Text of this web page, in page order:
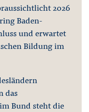
2026
Baden-
und erwartet
Bildung im
das
Bund steht die